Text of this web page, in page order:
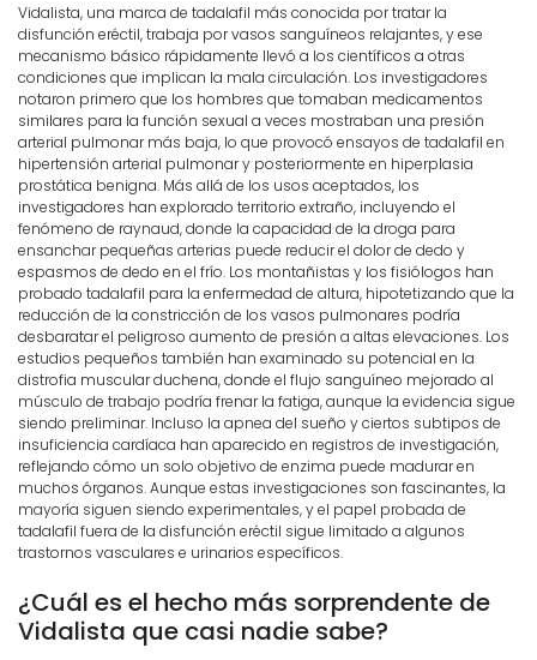
Vidalista, una marca de tadalafil más conocida por tratar la
disfunción eréctil, trabaja por vasos sanguíneos relajantes, y ese
mecanismo básico rápidamente llevó a los científicos a otras
condiciones que implican la mala circulación. Los investigadores
notaron primero que los hombres que tomaban medicamentos
similares para la función sexual a veces mostraban una presión
arterial pulmonar más baja, lo que provocó ensayos de tadalafil en
hipertensión arterial pulmonar y posteriormente en hiperplasia
prostática benigna. Más allá de los usos aceptados, los
investigadores han explorado territorio extraño, incluyendo el
fenómeno de raynaud, donde la capacidad de la droga para
ensanchar pequeñas arterias puede reducir el dolor de dedo y
espasmos de dedo en el frío. Los montañistas y los fisiólogos han
probado tadalafil para la enfermedad de altura, hipotetizando que la
reducción de la constricción de los vasos pulmonares podría
desbaratar el peligroso aumento de presión a altas elevaciones. Los
estudios pequeños también han examinado su potencial en la
distrofia muscular duchena, donde el flujo sanguíneo mejorado al
músculo de trabajo podría frenar la fatiga, aunque la evidencia sigue
siendo preliminar. Incluso la apnea del sueño y ciertos subtipos de
insuficiencia cardíaca han aparecido en registros de investigación,
reflejando cómo un solo objetivo de enzima puede madurar en
muchos órganos. Aunque estas investigaciones son fascinantes, la
mayoría siguen siendo experimentales, y el papel probada de
tadalafil fuera de la disfunción eréctil sigue limitado a algunos
trastornos vasculares e urinarios específicos.
¿Cuál es el hecho más sorprendente de
Vidalista que casi nadie sabe?